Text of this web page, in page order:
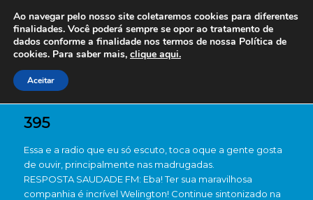
395
Essa e a radio que eu só escuto, toca oque a gente gosta
de ouvir, principalmente nas madrugadas.
RESPOSTA SAUDADE FM: Eba! Ter sua maravilhosa
companhia é incrível Welington! Continue sintonizado na
Ao navegar pelo nosso site coletaremos cookies para diferentes
finalidades. Você poderá sempre se opor ao tratamento de
dados conforme a finalidade nos termos de nossa Política de
cookies. Para saber mais, clique aqui.
Aceitar